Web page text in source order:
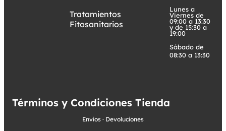
Tratamientos
Fitosanitarios
Lunes a
Viernes de
09:00 a 13:30
y de 15:30 a
19:00
Sábado de
08:30 a 13:30
Términos y Condiciones Tienda
Envíos · Devoluciones